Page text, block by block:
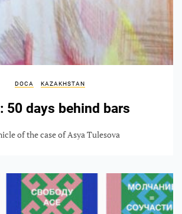
DOCA KAZAKHSTAN
50 days behind bars
of the case of Asya Tulesova